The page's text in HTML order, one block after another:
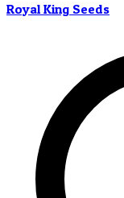
Royal King Seeds